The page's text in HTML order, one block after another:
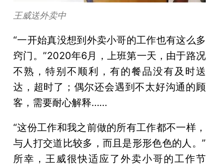
王威送外卖中
“一开始真没想到外卖小哥的工作也有这么多
窍门。”2020年6月，上班第一天，由于路况
不熟，特别不顺利，有的餐品没有及时送
达，超时了；偶尔还会遇到不太好沟通的顾
客，需要耐心解释……
“这份工作和我之前做的所有工作都不一样，
与人打交道比较多，而且是形形色色的人。”
所幸，王威很快适应了外卖小哥的工作节